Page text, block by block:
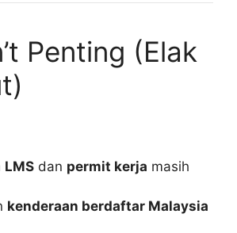
Penting (Elak
LMS dan permit kerja masih
kenderaan berdaftar Malaysia